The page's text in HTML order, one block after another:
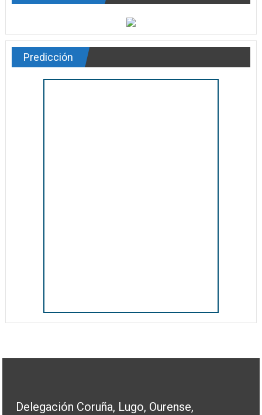
Predicción
Delegación Coruña, Lugo, Ourense,